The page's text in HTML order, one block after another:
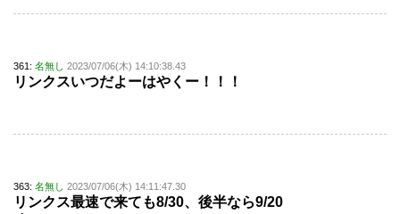
361: 名無し 2023/07/06(木) 14:10:38.43
リンクスいつだよーはやくー！！！
363: 名無し 2023/07/06(木) 14:11:47.30
リンクス最速で来ても8/30、後半なら9/20